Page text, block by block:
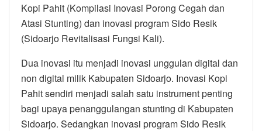
Kopi Pahit (Kompilasi Inovasi Porong Cegah dan
Atasi Stunting) dan inovasi program Sido Resik
(Sidoarjo Revitalisasi Fungsi Kali).
Dua inovasi itu menjadi inovasi unggulan digital dan
non digital milik Kabupaten Sidoarjo. Inovasi Kopi
Pahit sendiri menjadi salah satu instrument penting
bagi upaya penanggulangan stunting di Kabupaten
Sidoarjo. Sedangkan inovasi program Sido Resik